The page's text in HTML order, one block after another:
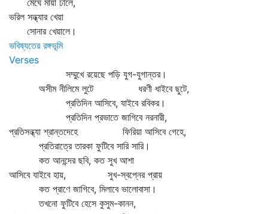
মেঘে মায়া ঢালে,
ভরিল সন্ধ্যার খেয়া
সোনার খেয়ালে।
ভবিষ্যতের রঙ্গভূমি
Verses
সম্মুখে রয়েছে পড়ি যুগ-যুগান্তর।
অসীম নীলিমে লুটে ধরণী ধাইবে ছুটে,
প্রতিদিন আসিবে, যাইবে রবিকর।
প্রতিদিন প্রভাতে জাগিবে নরনারী,
প্রতিসন্ধ্যা শ্রান্তদেহে ফিরিয়া আসিবে গেহে,
প্রতিরাত্রে তারকা ফুটিবে সারি সারি।
কত আনন্দের ছবি, কত সুখ আশা
আসিবে যাইবে হায়, সুখ-স্বপ্নের প্রায়
কত প্রাণে জাগিবে, মিলাবে ভালোবাসা।
তখনো ফুটিবে হেসে কুসুম-কানন,